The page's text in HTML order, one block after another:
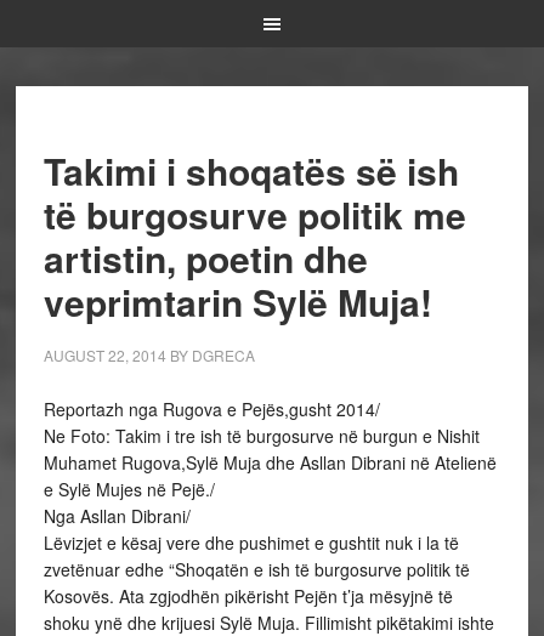
Takimi i shoqatës së ish
të burgosurve politik me
artistin, poetin dhe
veprimtarin Sylë Muja!
AUGUST 22, 2014 BY DGRECA
Reportazh nga Rugova e Pejës,gusht 2014/
Ne Foto: Takim i tre ish të burgosurve në burgun e Nishit
Muhamet Rugova,Sylë Muja dhe Asllan Dibrani në Atelienë
e Sylë Mujes në Pejë./
Nga Asllan Dibrani/
Lëvizjet e kësaj vere dhe pushimet e gushtit nuk i la të
zvetënuar edhe “Shoqatën e ish të burgosurve politik të
Kosovës. Ata zgjodhën pikërisht Pejën t’ja mësyjnë të
shoku ynë dhe krijuesi Sylë Muja. Fillimisht pikëtakimi ishte